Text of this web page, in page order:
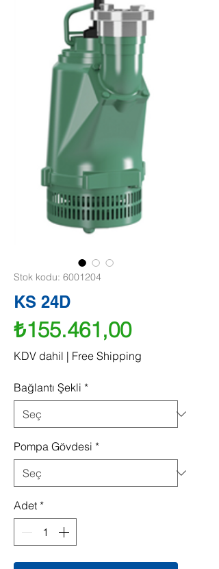
Stok kodu: 6001204
KS 24D
₺155.461,00Fiyat
KDV dahil | Free Shipping
Bağlantı Şekli *
Pompa Gövdesi *
Adet *